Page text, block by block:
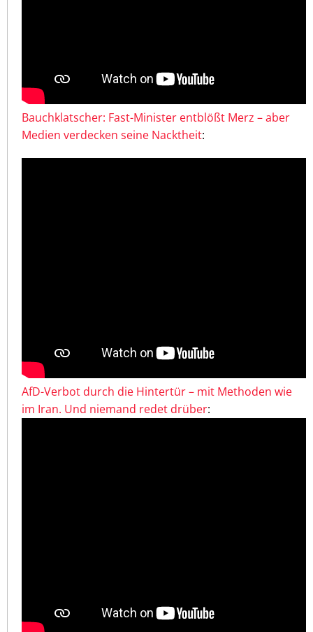
Bauchklatscher: Fast-Minister entblößt Merz – aber
Medien verdecken seine Nacktheit:
AfD-Verbot durch die Hintertür – mit Methoden wie
im Iran. Und niemand redet drüber: